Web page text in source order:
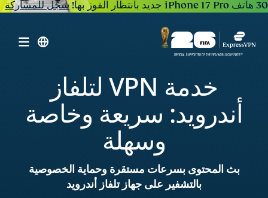
30 هاتف iPhone 17 Pro جديد بانتظار الفوز بها! سجّل للمشاركة
خدمة VPN لتلفاز
أندرويد: سريعة وخاصة
وسهلة
بث المحتوى بسرعات مستقرة وحماية الخصوصية
بالتشفير على جهاز تلفاز أندرويد